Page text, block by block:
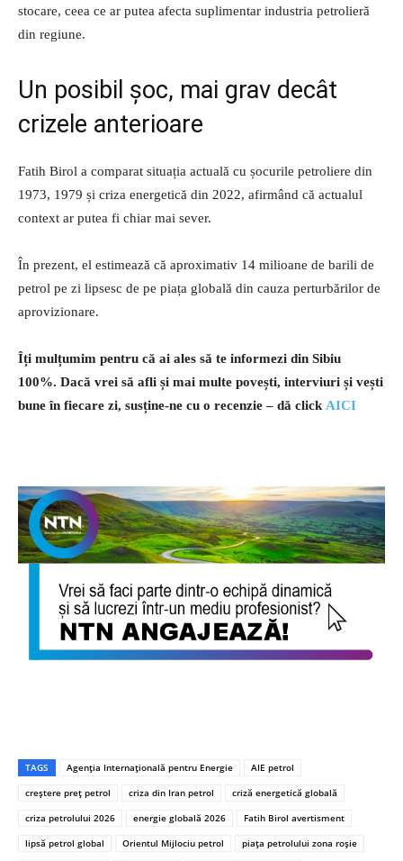
stocare, ceea ce ar putea afecta suplimentar industria petrolieră
din regiune.
Un posibil șoc, mai grav decât
crizele anterioare
Fatih Birol a comparat situația actuală cu șocurile petroliere din
1973, 1979 și criza energetică din 2022, afirmând că actualul
context ar putea fi chiar mai sever.
În prezent, el estimează că aproximativ 14 milioane de barili de
petrol pe zi lipsesc de pe piața globală din cauza perturbărilor de
aprovizionare.
Îți mulțumim pentru că ai ales să te informezi din Sibiu
100%. Dacă vrei să afli și mai multe povești, interviuri și vești
bune în fiecare zi, susține-ne cu o recenzie – dă click AICI
TAGS Agenția Internațională pentru Energie
AIE petrol
creștere preț petrol
criza din Iran petrol
criză energetică globală
criza petrolului 2026
energie globală 2026
Fatih Birol avertisment
lipsă petrol global
Orientul Mijlociu petrol
piața petrolului zona roșie